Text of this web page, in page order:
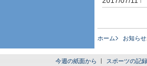
ホーム お知らせ
今週の紙面から スポーツの記録